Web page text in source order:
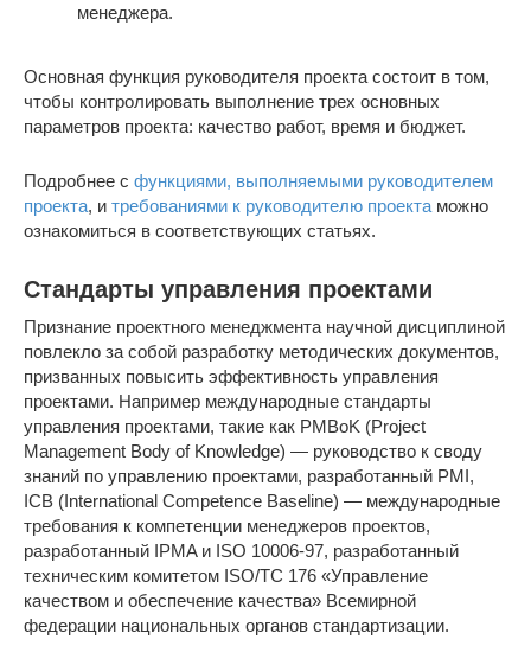
менеджера.
Основная функция руководителя проекта состоит в том,
чтобы контролировать выполнение трех основных
параметров проекта: качество работ, время и бюджет.
Подробнее с функциями, выполняемыми руководителем
проекта, и требованиями к руководителю проекта можно
ознакомиться в соответствующих статьях.
Стандарты управления проектами
Признание проектного менеджмента научной дисциплиной
повлекло за собой разработку методических документов,
призванных повысить эффективность управления
проектами. Например международные стандарты
управления проектами, такие как PMBoK (Project
Management Body of Knowledge) — руководство к своду
знаний по управлению проектами, разработанный PMI,
ICB (International Competence Baseline) — международные
требования к компетенции менеджеров проектов,
разработанный IPMA и ISO 10006-97, разработанный
техническим комитетом ISO/TC 176 «Управление
качеством и обеспечение качества» Всемирной
федерации национальных органов стандартизации.